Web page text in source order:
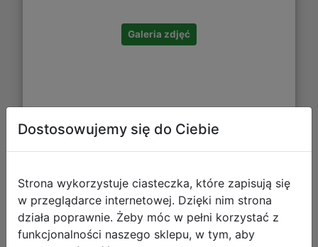
Galeria zdjęć
Paso Torba Sportowa Kot Lilia
PP25CE-074
Dostosowujemy się do Ciebie
Strona wykorzystuje ciasteczka, które zapisują się
w przeglądarce internetowej. Dzięki nim strona
działa poprawnie. Żeby móc w pełni korzystać z
funkcjonalności naszego sklepu, w tym, aby